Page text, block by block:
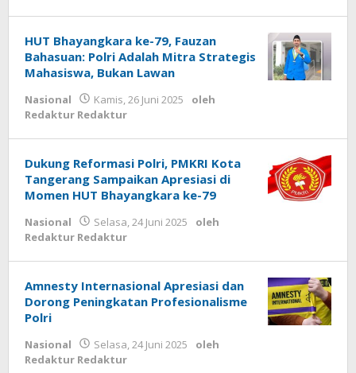
HUT Bhayangkara ke-79, Fauzan
Bahasuan: Polri Adalah Mitra Strategis
Mahasiswa, Bukan Lawan
Nasional Kamis, 26 Juni 2025
oleh
Redaktur Redaktur
Dukung Reformasi Polri, PMKRI Kota
Tangerang Sampaikan Apresiasi di
Momen HUT Bhayangkara ke-79
Nasional Selasa, 24 Juni 2025
oleh
Redaktur Redaktur
Amnesty Internasional Apresiasi dan
Dorong Peningkatan Profesionalisme
Polri
Nasional Selasa, 24 Juni 2025
oleh
Redaktur Redaktur